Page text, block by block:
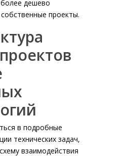
дешево
проекты.
в подробные
технических задач,
взаимодействия